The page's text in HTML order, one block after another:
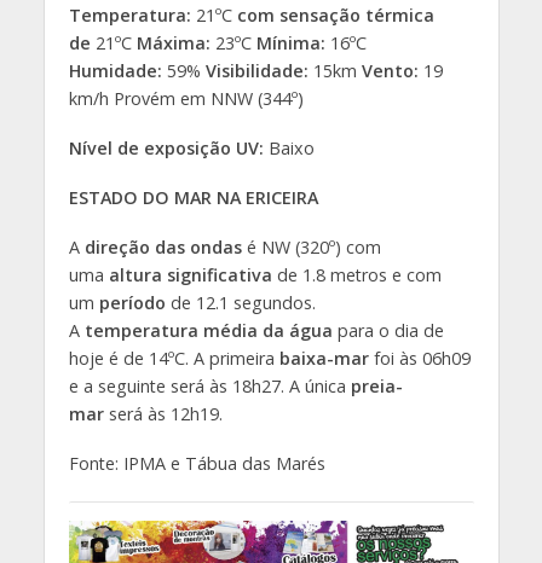
Temperatura: 21ºCcom sensação térmica
de 21ºC Máxima: 23ºC Mínima: 16ºC
Humidade: 59% Visibilidade: 15km Vento: 19
km/h Provém em NNW (344º)
Nível de exposição UV: Baixo
ESTADO DO MAR NA ERICEIRA
A direção das ondas é NW (320º) com
uma altura significativa de 1.8 metros e com
um período de 12.1 segundos.
A temperatura média da água para o dia de
hoje é de 14ºC. A primeira baixa-mar foi às 06h09
e a seguinte será às 18h27. A única preia-
marserá às 12h19.
Fonte: IPMA e Tábua das Marés